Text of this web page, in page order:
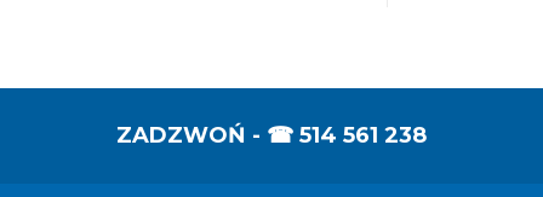
ZADZWOŃ - ☎ 514 561 238